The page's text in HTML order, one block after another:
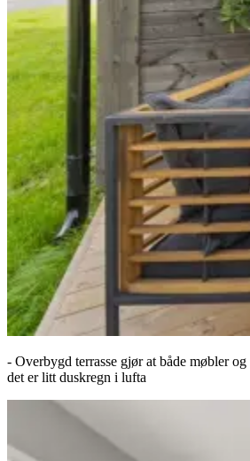
- Overbygd terrasse gjør at både møbler
det er litt duskregn i lufta